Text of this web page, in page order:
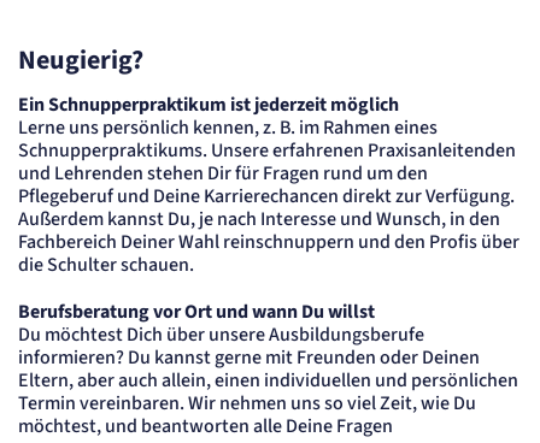
Neugierig?
Ein Schnupperpraktikum ist jederzeit möglich
Lerne uns persönlich kennen, z. B. im Rahmen eines
Schnupperpraktikums. Unsere erfahrenen Praxisanleitenden
und Lehrenden stehen Dir für Fragen rund um den
Pflegeberuf und Deine Karrierechancen direkt zur Verfügung.
Außerdem kannst Du, je nach Interesse und Wunsch, in den
Fachbereich Deiner Wahl reinschnuppern und den Profis über
die Schulter schauen.
Berufsberatung vor Ort und wann Du willst
Du möchtest Dich über unsere Ausbildungsberufe
informieren? Du kannst gerne mit Freunden oder Deinen
Eltern, aber auch allein, einen individuellen und persönlichen
Termin vereinbaren. Wir nehmen uns so viel Zeit, wie Du
möchtest, und beantworten alle Deine Fragen
_et_coid
Anbieter:
etracker GmbH
Zweck:
Cookie Erkennung
Cookie Laufzeit:
2 Jahre
etracker Analytics
Name:
et_allow_cookies
Anbieter:
etracker GmbH
Zweck:
Es erlaubt eTracker Cookies zu setzen.